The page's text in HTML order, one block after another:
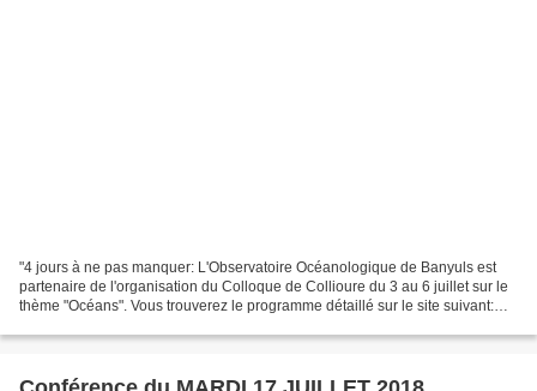
"4 jours à ne pas manquer: L'Observatoire Océanologique de Banyuls est
partenaire de l'organisation du Colloque de Collioure du 3 au 6 juillet sur le
thème "Océans". Vous trouverez le programme détaillé sur le site suivant: